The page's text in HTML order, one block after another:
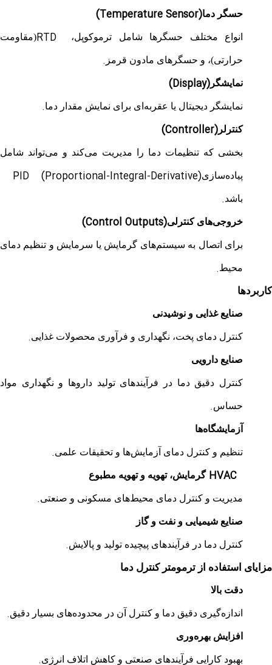
حسگر دما(Temperature Sensor)
انواع مختلف حسگرها شامل ترموکوپل، RTD(مقاومت
حرارتی)، و حسگرهای مادون قرمز .
نمایشگر (Display)
نمایشگر دیجیتال یا عقربه‌ای برای نمایش مقدار دما.
کنترلر (Controller)
بخشی که تنظیمات دما را مدیریت می‌کند و می‌تواند شامل
پیاده‌سازیPID (Proportional-Integral-Derivative)
باشد.
خروجی‌های کنترلی(Control Outputs)
برای اتصال به سیستم‌های گرمایش یا سرمایش و تنظیم دمای
محیط.
کاربردها
صنایع غذایی و نوشیدنی
کنترل دمای پخت، نگهداری و فرآوری محصولات غذایی.
صنایع دارویی
کنترل دقیق دما در فرآیندهای تولید داروها و نگهداری مواد
حساس.
آزمایشگاه‌ها
تنظیم و کنترل دمای آزمایش‌ها و تحقیقات علمی.
HVACگرمایش، تهویه و تهویه مطبوع
مدیریت و کنترل دمای محیط‌های مسکونی و صنعتی.
صنایع شیمیایی و نفت و گاز
کنترل دما در فرآیندهای پیچیده تولید و پالایش.
مزایای استفاده از ترمومتر کنترل دما
دقت بالا
اندازه‌گیری دقیق دما و کنترل آن در محدوده‌های بسیار دقیق.
افزایش بهره‌وری
بهبود کارایی فرآیندهای صنعتی و کاهش اتلاف انرژی.